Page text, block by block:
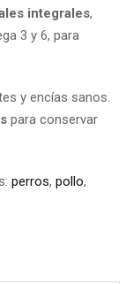
integrales,
3 y 6, para
y encías sanos.
para conservar
perros, pollo,